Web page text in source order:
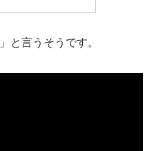
と言うそうです。